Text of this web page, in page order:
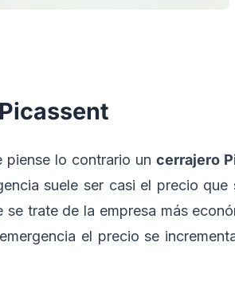
piense lo contrario un cerrajero
suele ser casi el precio
se trate de la empresa más
el precio se